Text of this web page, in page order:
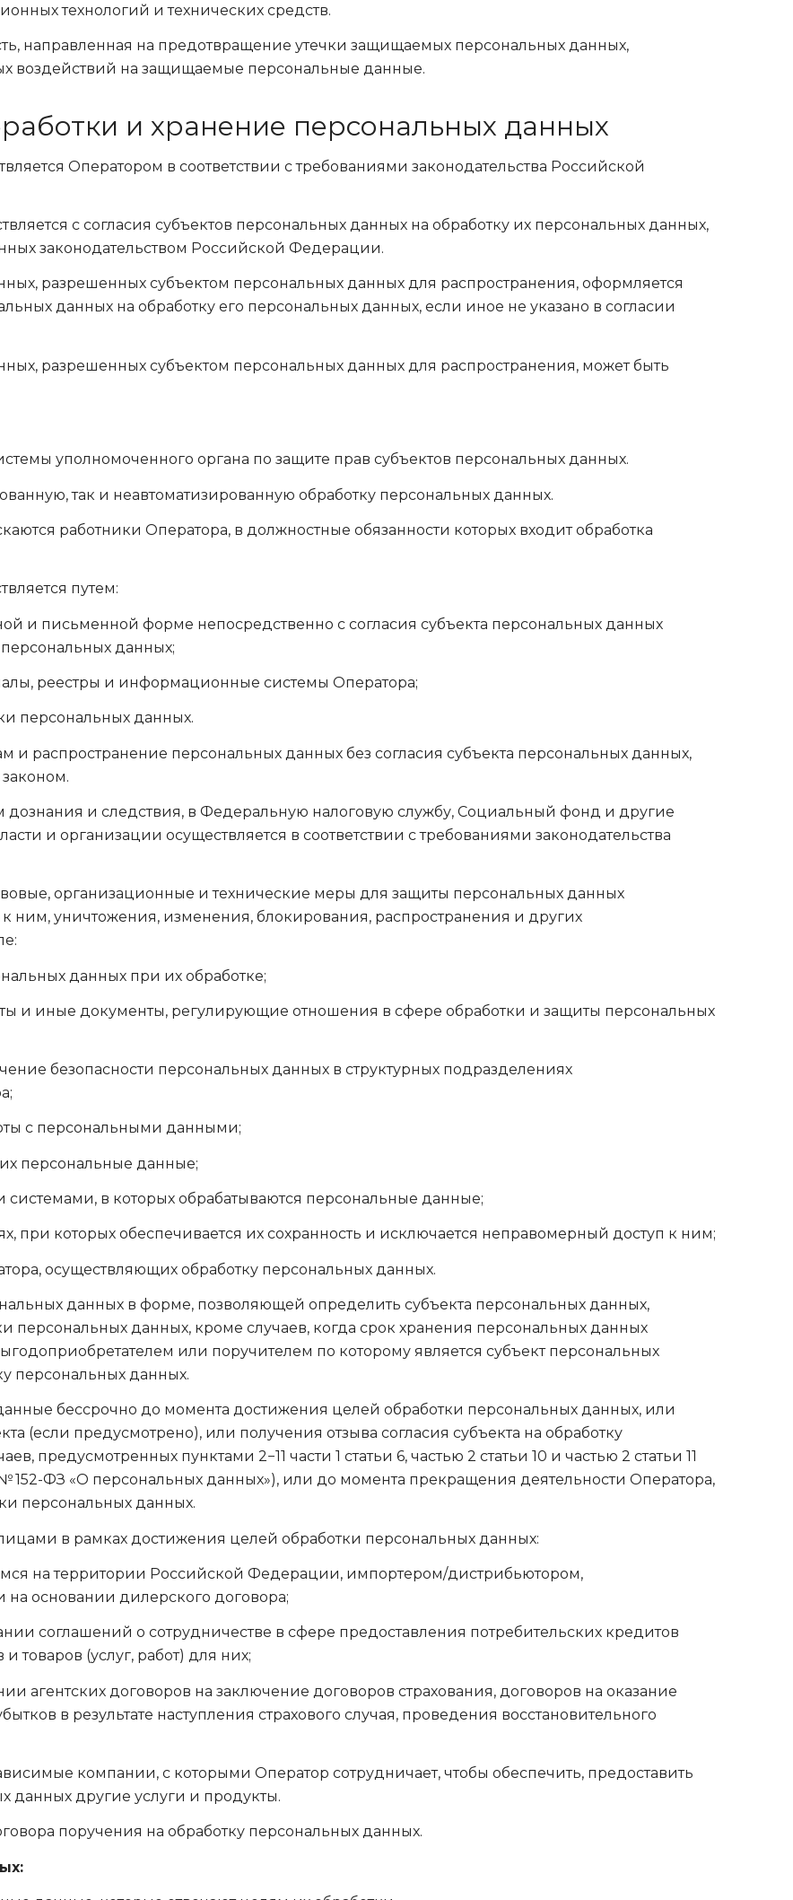
технологий и технических средств.
направленная на предотвращение утечки защищаемых персональных данных,
воздействий на защищаемые персональные данные.
и хранение персональных данных
Оператором в соответствии с требованиями законодательства Российской
с согласия субъектов персональных данных на обработку их персональных данных,
законодательством Российской Федерации.
разрешенных субъектом персональных данных для распространения, оформляется
данных на обработку его персональных данных, если иное не указано в согласии
разрешенных субъектом персональных данных для распространения, может быть
уполномоченного органа по защите прав субъектов персональных данных.
так и неавтоматизированную обработку персональных данных.
работники Оператора, в должностные обязанности которых входит обработка
путем:
и письменной форме непосредственно с согласия субъекта персональных данных
данных;
реестры и информационные системы Оператора;
персональных данных.
и распространение персональных данных без согласия субъекта персональных данных,
дознания и следствия, в Федеральную налоговую службу, Социальный фонд и другие
и организации осуществляется в соответствии с требованиями законодательства
организационные и технические меры для защиты персональных данных
ним, уничтожения, изменения, блокирования, распространения и других
данных при их обработке;
и иные документы, регулирующие отношения в сфере обработки и защиты персональных
безопасности персональных данных в структурных подразделениях
с персональными данными;
персональные данные;
в которых обрабатываются персональные данные;
при которых обеспечивается их сохранность и исключается неправомерный доступ к ним;
осуществляющих обработку персональных данных.
данных в форме, позволяющей определить субъекта персональных данных,
персональных данных, кроме случаев, когда срок хранения персональных данных
или поручителем по которому является субъект персональных
персональных данных.
бессрочно до момента достижения целей обработки персональных данных, или
(если предусмотрено), или получения отзыва согласия субъекта на обработку
предусмотренных пунктами 2−11 части 1 статьи 6, частью 2 статьи 10 и частью 2 статьи 11
152-ФЗ «О персональных данных»), или до момента прекращения деятельности Оператора,
персональных данных.
в рамках достижения целей обработки персональных данных:
на территории Российской Федерации, импортером/дистрибьютором,
основании дилерского договора;
соглашений о сотрудничестве в сфере предоставления потребительских кредитов
товаров (услуг, работ) для них;
агентских договоров на заключение договоров страхования, договоров на оказание
в результате наступления страхового случая, проведения восстановительного
компании, с которыми Оператор сотрудничает, чтобы обеспечить, предоставить
данных другие услуги и продукты.
поручения на обработку персональных данных.